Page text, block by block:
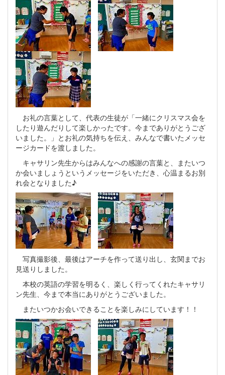
お礼の言葉として、代表の生徒が「一緒にクリスマス会を
したり遊んだりして楽しかったです。今までありがとうござ
いました。」とお礼の気持ちを伝え、みんなで書いたメッセ
ージカードを渡しました。
キャサリン先生からはみんなへの感謝の言葉と、またいつ
か会いましょうというメッセージをいただき、心温まるお別
れ会となりました♪
写真撮影後、最後はアーチを作って送り出し、玄関までお
見送りしました。
本校の英語の学習を明るく、楽しく行ってくれたキャサリ
ン先生、今まで本当にありがとうございました。
またいつかお会いできることを楽しみにしています！！